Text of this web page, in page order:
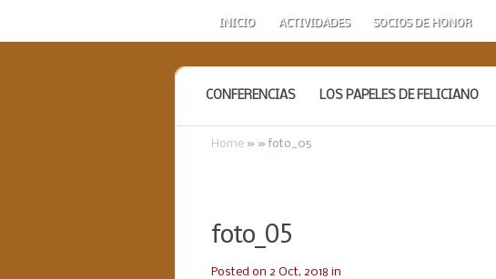
INICIO ACTIVIDADES SOCIOS DE HONOR
CONFERENCIAS LOS PAPELES DE FELICIANO
Home » » foto_05
foto_05
Posted on 2 Oct, 2018 in